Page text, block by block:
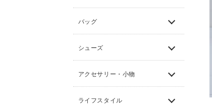
バッグ
シューズ
アクセサリー・小物
ライフスタイル